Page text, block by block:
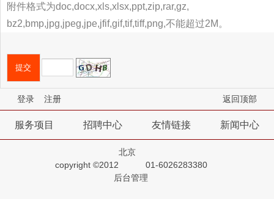
附件格式为doc,docx,xls,xlsx,ppt,zip,rar,gz,
bz2,bmp,jpg,jpeg,jpe,jfif,gif,tif,tiff,png,不能超过2M。
登录 注册 返回顶部
服务项目 招聘中心 友情链接 新闻中心
北京
copyright ©2012
01-6026283380
后台管理